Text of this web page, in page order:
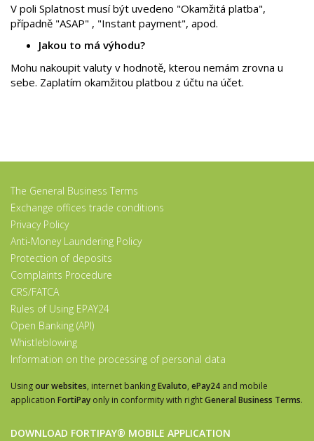
V poli Splatnost musí být uvedeno "Okamžitá platba",
případně "ASAP" , "Instant payment", apod.
Jakou to má výhodu?
Mohu nakoupit valuty v hodnotě, kterou nemám zrovna u
sebe. Zaplatím okamžitou platbou z účtu na účet.
The General Business Terms
Exchange offices trade conditions
Privacy Policy
Anti-Money Laundering Policy
Protection of deposits
Complaints Procedure
CRS/FATCA
Rules of Using EPAY24
Open Banking (API)
Whistleblowing
Information on the processing of personal data
Usingour websites, internet bankingEvaluto, ePay24 and mobile
application FortiPay only in conformity with rightGeneral Business Terms.
DOWNLOAD FORTIPAY® MOBILE APPLICATION